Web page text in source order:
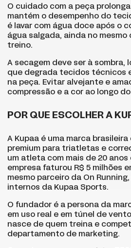
O cuidado com a peça
mantém o desempenho do
é lavar com água doce após o
água salgada, ainda no mesmo
treino.
A secagem deve ser à sombra,
que degrada tecidos técnicos
na peça. Evitar alvejante e
compressão e a cor ao longo
POR QUE ESCOLHER A
A Kupaa é uma marca
premium para triatletas e
um atleta com mais de 20 anos
empresa faturou R$ 5 milhões
mesmo parceiro da On
internos da Kupaa Sports.
O fundador é a persona da
em uso real e em túnel de
nasce de quem treina e
departamento de marketing.